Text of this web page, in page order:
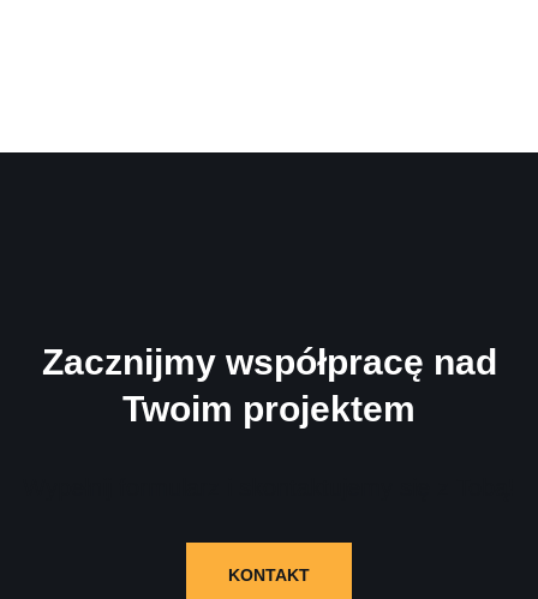
Zacznijmy współpracę nad
Twoim projektem
KONTAKT